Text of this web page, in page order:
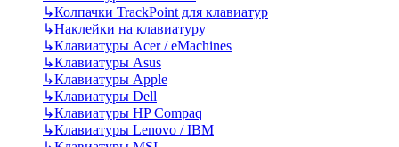
↳Колпачки TrackPoint для клавиатур
↳Наклейки на клавиатуру
↳Клавиатуры Acer / eMachines
↳Клавиатуры Asus
↳Клавиатуры Apple
↳Клавиатуры Dell
↳Клавиатуры HP Compaq
↳Клавиатуры Lenovo / IBM